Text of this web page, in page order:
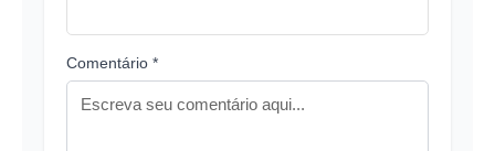
Comentário *